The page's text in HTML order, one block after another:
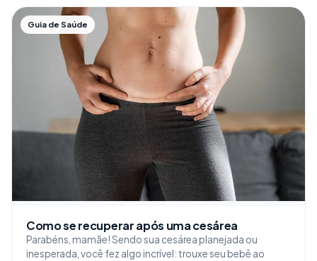
Guia de Saúde
Como se recuperar após uma cesárea
Parabéns, mamãe! Sendo sua cesárea planejada ou
inesperada, você fez algo incrível: trouxe seu bebê ao